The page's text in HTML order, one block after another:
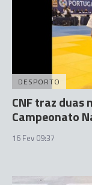
DESPORTO
CNF traz duas
Campeonato
16 Fev 09:37